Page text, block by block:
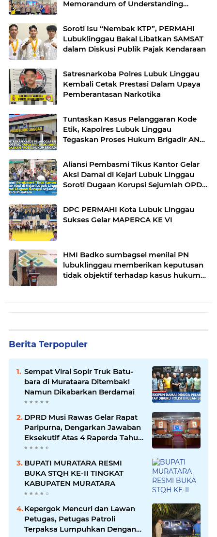
Memorandum of Understanding
Pendidikan dan Kebudayaan
Soroti Isu “Nembak KTP”, PERMAHI
Lubuklinggau Bakal Libatkan SAMSAT
dalam Diskusi Publik Pajak Kendaraan
Satresnarkoba Polres Lubuk Linggau
Kembali Cetak Prestasi Dalam Upaya
Pemberantasan Narkotika
Tuntaskan Kasus Pelanggaran Kode
Etik, Kapolres Lubuk Linggau
Tegaskan Proses Hukum Brigadir AN
Aliansi Pembasmi Tikus Kantor Gelar
Aksi Damai di Kejari Lubuk Linggau
Soroti Dugaan Korupsi Sejumlah OPD
DPC PERMAHI Kota Lubuk Linggau
Sukses Gelar MAPERCA KE VI
HMI Badko sumbagsel menilai PN
lubuklinggau memberikan keputusan
tidak objektif terhadap kasus hukum
Berita Terpopuler
Sempat Viral Sopir Truk Batu-
bara di Murataara Ditembak!
Namun Dikabarkan Berdamai
DPRD Musi Rawas Gelar Rapat
Paripurna, Dengarkan Jawaban
Eksekutif Atas 4 Raperda Tahun
2026
BUPATI MURATARA RESMI
BUKA STQH KE-II TINGKAT
KABUPATEN MURATARA
Kepergok Mencuri dan Lawan
Petugas, Petugas Patroli
Terpaksa Lumpuhkan Dengan